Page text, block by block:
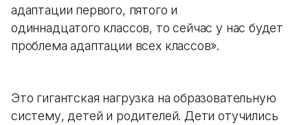
адаптации первого, пятого и
одиннадцатого классов, то сейчас у нас будет
проблема адаптации всех классов».
Это гигантская нагрузка на образовательную
систему, детей и родителей. Дети отучились